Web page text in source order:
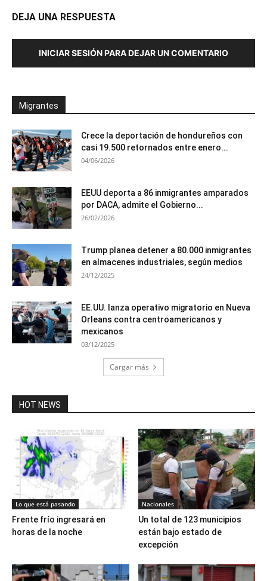
DEJA UNA RESPUESTA
INICIAR SESIÓN PARA DEJAR UN COMENTARIO
Migrantes
Crece la deportación de hondureños con
casi 19.500 retornados entre enero...
04/06/2026
EEUU deporta a 86 inmigrantes amparados
por DACA, admite el Gobierno...
26/02/2026
Trump planea detener a 80.000 inmigrantes
en almacenes industriales, según medios
24/12/2025
EE.UU. lanza operativo migratorio en Nueva
Orleans contra centroamericanos y
mexicanos
03/12/2025
Cargar más
HOT NEWS
Lo que está pasando
Frente frío ingresará en
horas de la noche
Nacionales
Un total de 123 municipios
están bajo estado de
excepción